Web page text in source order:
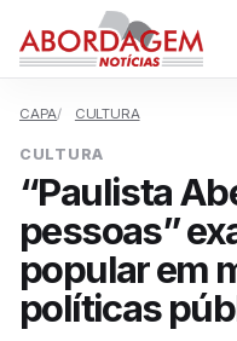
CAPA CULTURA
CULTURA
“Paulista
pessoas”
popular em
políticas